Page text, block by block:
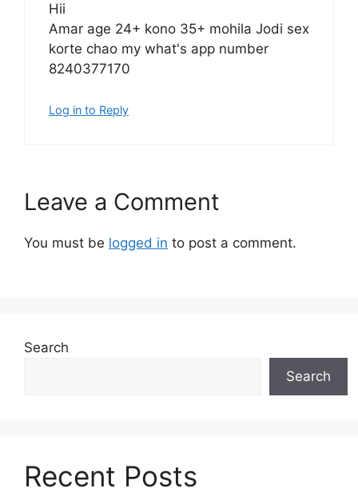
Hii
Amar age 24+ kono 35+ mohila Jodi sex
korte chao my what's app number
8240377170
Log in to Reply
Leave a Comment
You must be logged in to post a comment.
Search
Search
Recent Posts